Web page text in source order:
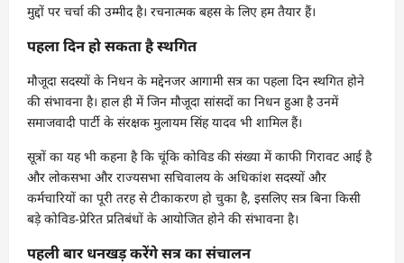
मुद्दों पर चर्चा की उम्मीद है। रचनात्मक बहस के लिए हम तैयार हैं।
पहला दिन हो सकता है स्थगित
मौजूदा सदस्यों के निधन के मद्देनजर आगामी सत्र का पहला दिन स्थगित होने
की संभावना है। हाल ही में जिन मौजूदा सांसदों का निधन हुआ है उनमें
समाजवादी पार्टी के संरक्षक मुलायम सिंह यादव भी शामिल हैं।
सूत्रों का यह भी कहना है कि चूंकि कोविड की संख्या में काफी गिरावट आई है
और लोकसभा और राज्यसभा सचिवालय के अधिकांश सदस्यों और
कर्मचारियों का पूरी तरह से टीकाकरण हो चुका है, इसलिए सत्र बिना किसी
बड़े कोविड-प्रेरित प्रतिबंधों के आयोजित होने की संभावना है।
पहली बार धनखड़ करेंगे सत्र का संचालन